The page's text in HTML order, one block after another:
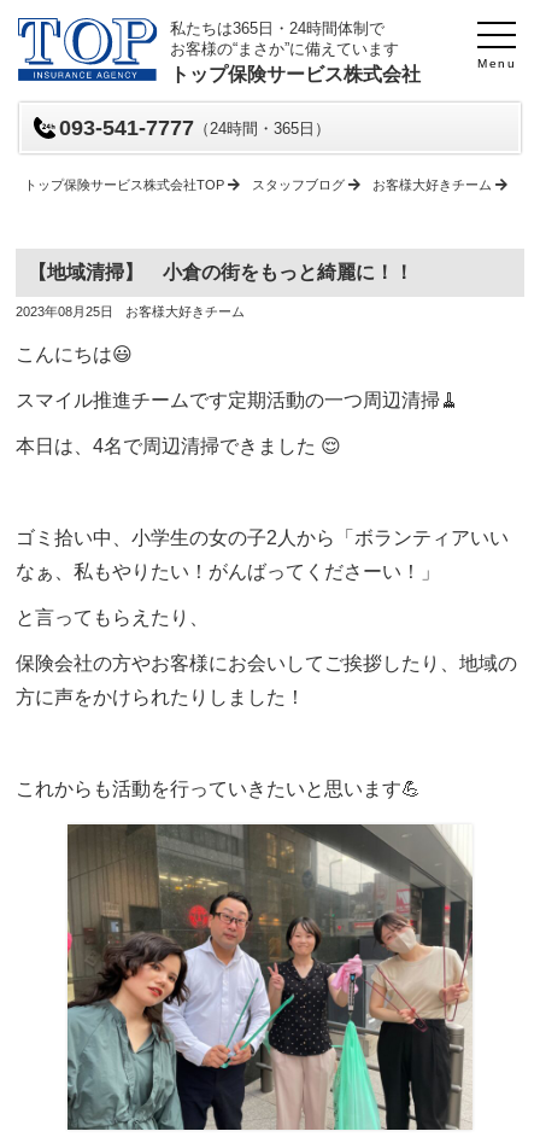
Menu
私たちは365日・24時間体制で
お客様の“まさか”に備えています
トップ保険サービス株式会社
093-541-7777 （24時間・365日）
トップ保険サービス株式会社TOP スタッフブログ お客様大好きチーム
【地域清掃】 小倉の街をもっと綺麗に！！
投
2023年08月25日
投
者
お客様大好きチーム
こんにちは😃
スマイル推進チームです定期活動の一つ周辺清掃🧹
本日は、4名で周辺清掃できました 😌
ゴミ拾い中、小学生の女の子2人から「ボランティアいい
なぁ、私もやりたい！がんばってくださーい！」
と言ってもらえたり、
保険会社の方やお客様にお会いしてご挨拶したり、地域の
方に声をかけられたりしました！
これからも活動を行っていきたいと思います💪